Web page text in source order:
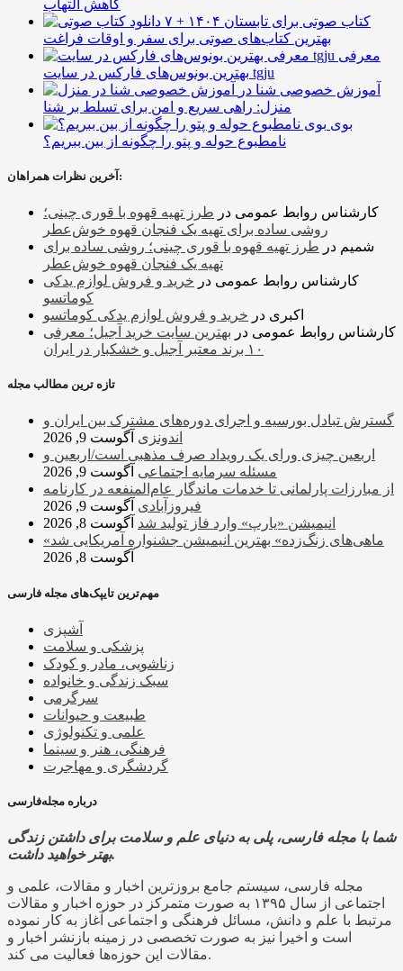
کاهش التهاب
۷ کتاب صوتی برای تابستان ۱۴۰۴ +
بهترین کتاب‌های صوتی برای سفر و اوقات فراغت
معرفی
بهترین بونوس‌های فارکس در سایت tgju
آموزش خصوصی شنا در
منزل: راهی سریع و امن برای تسلط بر شنا
بوی
نامطبوع حوله و پتو را چگونه از بین ببریم؟
آخرین نظرات همراهان:
کارشناس روابط عمومی در طرز تهیه قهوه با قوری چینی؛
روشی ساده برای تهیه یک فنجان قهوه خوش‌عطر
شمیم در طرز تهیه قهوه با قوری چینی؛ روشی ساده برای
تهیه یک فنجان قهوه خوش‌عطر
کارشناس روابط عمومی در خرید و فروش لوازم یدکی
کوماتسو
اکبری در خرید و فروش لوازم یدکی کوماتسو
کارشناس روابط عمومی در بهترین سایت خرید آجیل؛ معرفی
۱۰ برند معتبر آجیل و خشکبار در ایران
تازه ترین مطالب مجله
گسترش تبادل بورسیه و اجرای دوره‌های مشترک بین ایران و
اندونزی آگوست 9, 2026
اربعین چیزی ورای یک رویداد صرف مذهبی است/اربعین و
مسئله سرمایه اجتماعی آگوست 9, 2026
از مبارزات پارلمانی تا خدمات ماندگار عام‌المنفعه در کارنامه
فیروزآبادی آگوست 9, 2026
انیمیشن «یارپ» وارد فاز تولید شد آگوست 8, 2026
«ماهی‌های زنگ‌زده» بهترین انیمیشن جشنواره آمریکایی شد
آگوست 8, 2026
مهم‌ترین تایپک‌های مجله فارسی
آشپزی
پزشکی و سلامت
زناشویی، مادر و کودک
سبک زندگی و خانواده
سرگرمی
طبیعت و حیوانات
علمی و تکنولوژی
فرهنگی، هنر و سینما
گردشگری و مهاجرت
درباره مجله‌فارسی
شما با مجله فارسی، پلی به دنیای علم و سلامت برای داشتن زندگی
بهتر خواهید داشت.
مجله فارسی، سیستم جامع بروزترین اخبار و مقالات، علمی و
اجتماعی از سال ۱۳۹۵ به صورت متمرکز در حوزه اخبار و مقالات
مرتبط با علم و دانش، مسائل فرهنگی و اجتماعی آغاز به کار نموده
است و اخیرا نیز به صورت تخصصی در زمینه بازنشر اخبار و
مقالات این حوزه‌ها فعالیت می کند.